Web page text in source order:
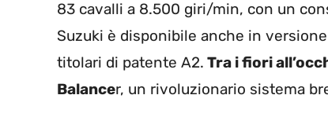
83 cavalli a 8.500 giri/min, con un
Suzuki è disponibile anche in
titolari di patente A2. Tra i fiori
Balancer, un rivoluzionario sistema